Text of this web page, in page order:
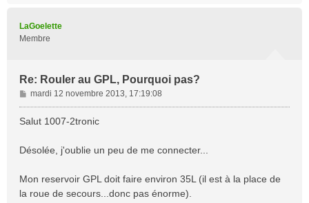
LaGoelette
Membre
Re: Rouler au GPL, Pourquoi pas?
M
e
s
g
mardi 12 novembre 2013, 17:19:08
Salut 1007-2tronic
Désolée, j'oublie un peu de me connecter...
Mon reservoir GPL doit faire environ 35L (il est à la place de
la roue de secours...donc pas énorme).